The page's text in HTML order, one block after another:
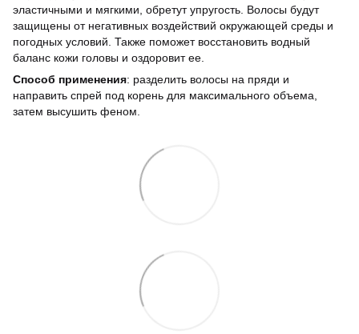
эластичными и мягкими, обретут упругость. Волосы будут
защищены от негативных воздействий окружающей среды и
погодных условий. Также поможет восстановить водный
баланс кожи головы и оздоровит ее.
Способ применения: разделить волосы на пряди и
направить спрей под корень для максимального объема,
затем высушить феном.